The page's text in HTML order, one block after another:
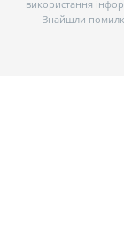
використання
Знайшли помилку